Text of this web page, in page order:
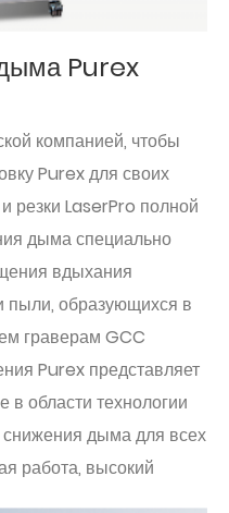
Purex
компанией, чтобы
Purex для своих
резки LaserPro полной
дыма специально
вдыхания
пыли, образующихся в
граверам GCC
Purex представляет
в области технологии
дыма для всех
работа, высокий